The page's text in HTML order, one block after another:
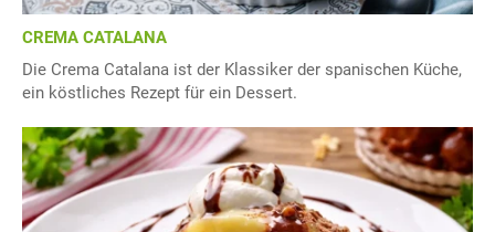
CREMA CATALANA
Die Crema Catalana ist der Klassiker der spanischen Küche,
ein köstliches Rezept für ein Dessert.